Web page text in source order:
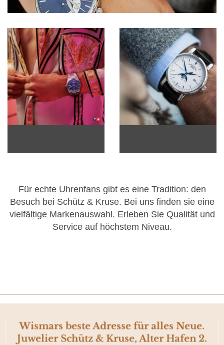
Für echte Uhrenfans gibt es eine Tradition: den
Besuch bei Schütz & Kruse. Bei uns finden sie eine
vielfältige Markenauswahl. Erleben Sie Qualität und
Service auf höchstem Niveau.
Wismars beste Adresse für alles Neue.
Juwelier Schütz & Kruse, Alter Hafen 2.